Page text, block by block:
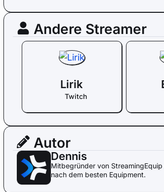
Andere Streamer
Lirik
Twitch
Autor
Dennis
Mitbegründer von
nach dem besten Equipment.